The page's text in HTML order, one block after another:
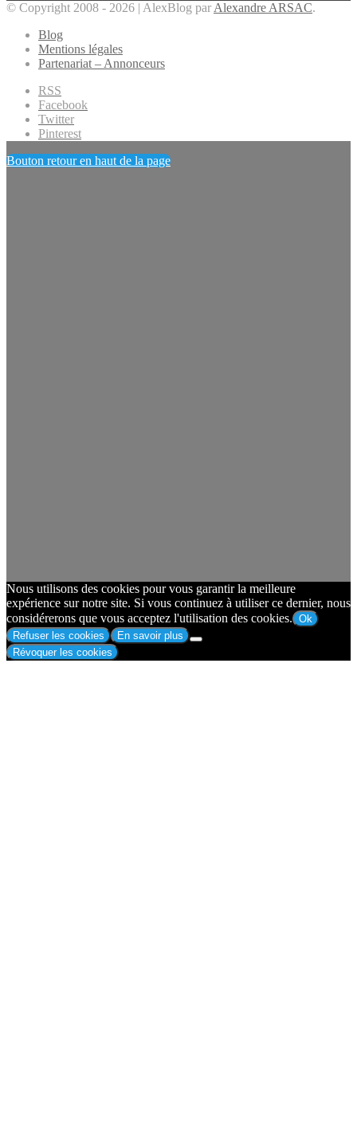
© Copyright 2008 - 2026 | AlexBlog par Alexandre ARSAC.
Blog
Mentions légales
Partenariat – Annonceurs
RSS
Facebook
Twitter
Pinterest
Bouton retour en haut de la page
Nous utilisons des cookies pour vous garantir la meilleure
expérience sur notre site. Si vous continuez à utiliser ce dernier, nous
considérerons que vous acceptez l'utilisation des cookies. Ok
Refuser les cookies
En savoir plus
Révoquer les cookies